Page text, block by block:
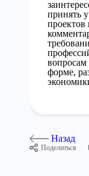
принять
проектов
вопросам
форме,
Назад
Поделиться